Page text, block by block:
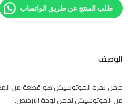
طلب المنتج عن طريق الواتساب
الوصف
حامل نمرة الموتوسيكل هو قطعة من
من الموتوسيكل لحمل لوحة الترخيص.